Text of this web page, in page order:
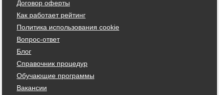
Договор оферты
Как работает рейтинг
Политика использования cookie
Вопрос-ответ
Блог
Справочник процедур
Обучающие программы
Вакансии